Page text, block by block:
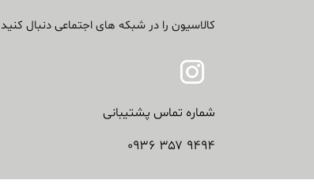
کالاسیون را در شبکه های اجتماعی دنبال کنید
شماره تماس پشتیبانی
۹۴۹۴ ۳۵۷ ۰۹۳۶